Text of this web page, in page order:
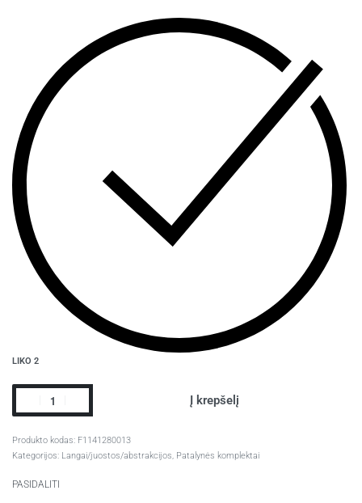
LIKO 2
Į krepšelį
F1141280013
Kategorijos: Langai/juostos/abstrakcijos, Patalynės komplektai
PASIDALITI